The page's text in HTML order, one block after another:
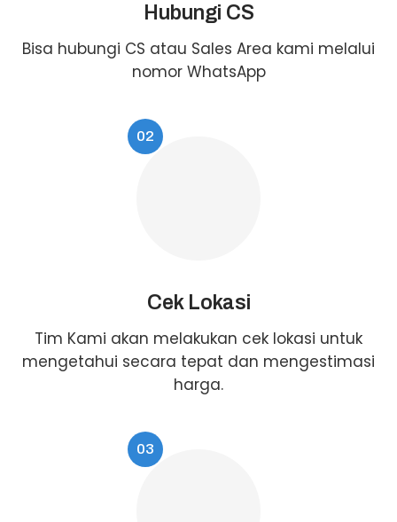
Hubungi CS
Bisa hubungi CS atau Sales Area kami melalui
nomor WhatsApp
02
Cek Lokasi
Tim Kami akan melakukan cek lokasi untuk
mengetahui secara tepat dan mengestimasi
harga.
03